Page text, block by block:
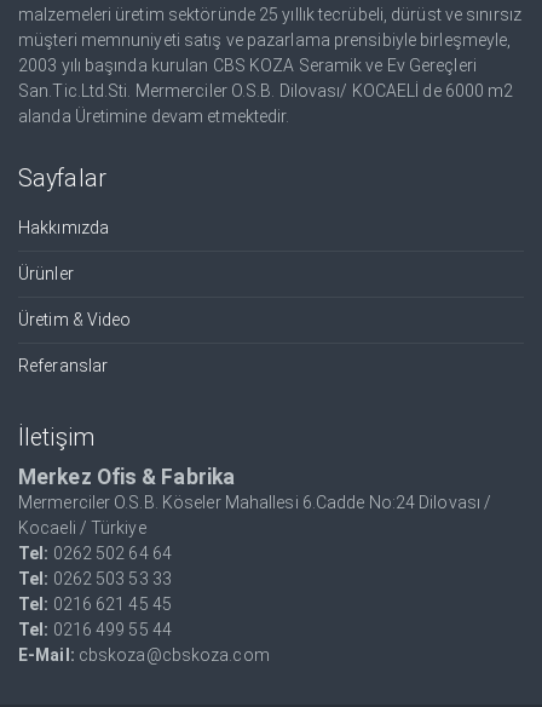
malzemeleri üretim sektöründe 25 yıllık tecrübeli, dürüst ve sınırsız
müşteri memnuniyeti satış ve pazarlama prensibiyle birleşmeyle,
2003 yılı başında kurulan CBS KOZA Seramik ve Ev Gereçleri
San.Tic.Ltd.Sti. Mermerciler O.S.B. Dilovası/ KOCAELİ de 6000 m2
alanda Üretimine devam etmektedir.
Sayfalar
Hakkımızda
Ürünler
Üretim & Video
Referanslar
İletişim
Merkez Ofis & Fabrika
Mermerciler O.S.B. Köseler Mahallesi 6.Cadde No:24 Dilovası /
Kocaeli / Türkiye
Tel: 0262 502 64 64
Tel: 0262 503 53 33
Tel: 0216 621 45 45
Tel: 0216 499 55 44
E-Mail: cbskoza@cbskoza.com